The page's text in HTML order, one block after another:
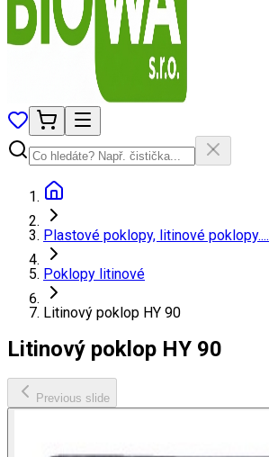
Plastové poklopy, litinové poklopy....
Poklopy litinové
Litinový poklop HY 90
Litinový poklop HY 90
Previous slide